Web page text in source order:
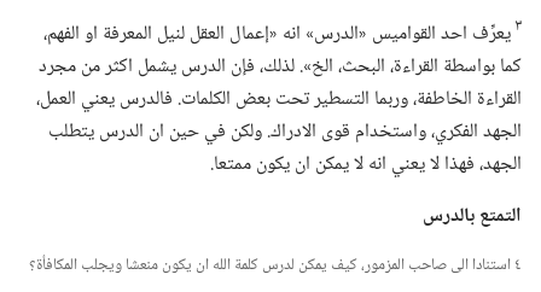
٣يعرِّف احد القواميس «الدرس» انه «إعمال العقل لنيل المعرفة او الفهم،‏
كما بواسطة القراءة،‏ البحث،‏ الخ».‏ لذلك،‏ فإن الدرس يشمل اكثر من مجرد
القراءة الخاطفة،‏ وربما التسطير تحت بعض الكلمات.‏ فالدرس يعني العمل،‏
الجهد الفكري،‏ واستخدام قوى الادراك.‏ ولكن في حين ان الدرس يتطلب
الجهد،‏ فهذا لا يعني انه لا يمكن ان يكون ممتعا.‏
التمتع بالدرس
٤ استنادا الى صاحب المزمور،‏ كيف يمكن لدرس كلمة الله ان يكون منعشا ويجلب المكافأة؟‏